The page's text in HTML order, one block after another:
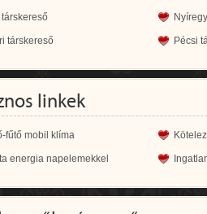
társkereső
társkereső Pécsi
linkek
fűtő mobil klíma
energia napelemekkel